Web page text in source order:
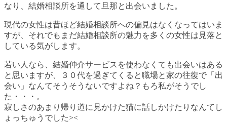
なり、結婚相談所を通して旦那と出会いました。
現代の女性は昔ほど結婚相談所への偏見はなくなってはいま
すが、それでもまだ結婚相談所の魅力を多くの女性は見落と
している気がします。
若い人なら、結婚仲介サービスを使わなくても出会いはある
と思いますが、３０代を過ぎてくると職場と家の往復で「出
会い」なんてそうそうないですよね？もろ私がそうでし
た・・・。
寂しさのあまり帰り道に見かけた猫に話しかけたりなんてし
ょっちゅうでした><